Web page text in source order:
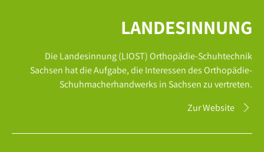
LANDESINNUNG
Die Landesinnung (LIOST) Orthopädie-Schuhtechnik
Sachsen hat die Aufgabe, die Interessen des Orthopädie-
Schuhmacherhandwerks in Sachsen zu vertreten.
Zur Website